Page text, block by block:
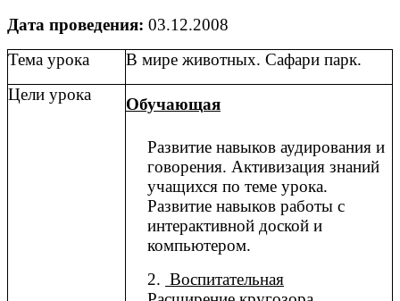
Дата проведения: 03.12.2008
Тема урока
В мире животных. Сафари парк.
Цели урока
Обучающая
Развитие навыков аудирования и
говорения. Активизация знаний
учащихся по теме урока.
Развитие навыков работы с
интерактивной доской и
компьютером.
2. Воспитательная